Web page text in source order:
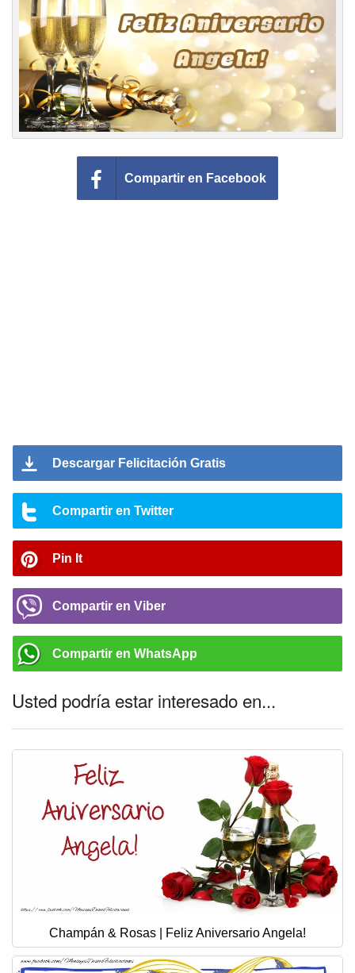
Felicitaciones días del año
Felicitaciones musicales
Entrar
Compartir en Facebook
Descargar Felicitación Gratis
Compartir en Twitter
Pin It
Compartir en Viber
Compartir en WhatsApp
Usted podría estar interesado en...
Champán & Rosas | Feliz Aniversario Angela!